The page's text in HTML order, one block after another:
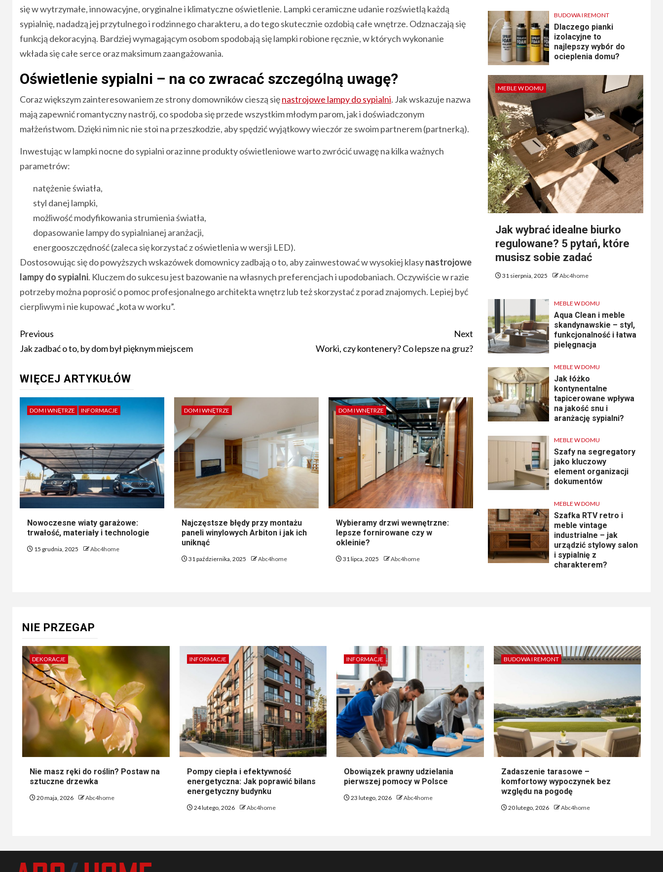
się w wytrzymałe, innowacyjne, oryginalne i klimatyczne oświetlenie. Lampki ceramiczne udanie rozświetlą każdą
sypialnię, nadadzą jej przytulnego i rodzinnego charakteru, a do tego skutecznie ozdobią całe wnętrze. Odznaczają się
funkcją dekoracyjną. Bardziej wymagającym osobom spodobają się lampki robione ręcznie, w których wykonanie
wkłada się całe serce oraz maksimum zaangażowania.
Oświetlenie sypialni – na co zwracać szczególną uwagę?
Coraz większym zainteresowaniem ze strony domowników cieszą sięnastrojowe lampy do sypialni. Jak wskazuje nazwa
mają zapewnić romantyczny nastrój, co spodoba się przede wszystkim młodym parom, jak i doświadczonym
małżeństwom. Dzięki nim nic nie stoi na przeszkodzie, aby spędzić wyjątkowy wieczór ze swoim partnerem (partnerką).
Inwestując w lampki nocne do sypialni oraz inne produkty oświetleniowe warto zwrócić uwagę na kilka ważnych
parametrów:
natężenie światła,
styl danej lampki,
możliwość modyfikowania strumienia światła,
dopasowanie lampy do sypialnianej aranżacji,
energooszczędność (zaleca się korzystać z oświetlenia w wersji LED).
Dostosowując się do powyższych wskazówek domownicy zadbają o to, aby zainwestować w wysokiej klasynastrojowe
lampy do sypialni. Kluczem do sukcesu jest bazowanie na własnych preferencjach i upodobaniach. Oczywiście w razie
potrzeby można poprosić o pomoc profesjonalnego architekta wnętrz lub też skorzystać z porad znajomych. Lepiej być
cierpliwym i nie kupować „kota w worku”.
Post
navigation
Previous
Jak zadbać o to, by dom był pięknym miejscem
Next
Worki, czy kontenery? Co lepsze na gruz?
WIĘCEJ ARTYKUŁÓW
DOM I WNĘTRZE INFORMACJE
Nowoczesne wiaty garażowe:
trwałość, materiały i technologie
15 grudnia, 2025 Abc4home
DOM I WNĘTRZE
Najczęstsze błędy przy montażu
paneli winylowych Arbiton i jak ich
uniknąć
31 października, 2025 Abc4home
DOM I WNĘTRZE
Wybieramy drzwi wewnętrzne:
lepsze fornirowane czy w
okleinie?
31 lipca, 2025 Abc4home
BUDOWA I REMONT
Dlaczego pianki
izolacyjne to
najlepszy wybór do
ocieplenia domu?
MEBLE W DOMU
Jak wybrać idealne biurko
regulowane? 5 pytań, które
musisz sobie zadać
31 sierpnia, 2025 Abc4home
MEBLE W DOMU
Aqua Clean i meble
skandynawskie – styl,
funkcjonalność i łatwa
pielęgnacja
MEBLE W DOMU
Jak łóżko
kontynentalne
tapicerowane wpływa
na jakość snu i
aranżację sypialni?
MEBLE W DOMU
Szafy na segregatory
jako kluczowy
element organizacji
dokumentów
MEBLE W DOMU
Szafka RTV retro i
meble vintage
industrialne – jak
urządzić stylowy salon
i sypialnię z
charakterem?
NIE PRZEGAP
DEKORACJE
Nie masz ręki do roślin? Postaw na
sztuczne drzewka
20 maja, 2026 Abc4home
INFORMACJE
Pompy ciepła i efektywność
energetyczna: Jak poprawić bilans
energetyczny budynku
24 lutego, 2026 Abc4home
INFORMACJE
Obowiązek prawny udzielania
pierwszej pomocy w Polsce
23 lutego, 2026 Abc4home
BUDOWA I REMONT
Zadaszenie tarasowe –
komfortowy wypoczynek bez
względu na pogodę
20 lutego, 2026 Abc4home